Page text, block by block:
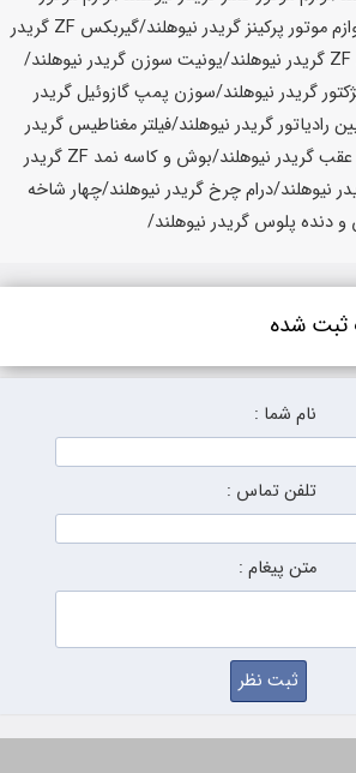
ثبت شده
نام شما :
تلفن تماس :
متن پیغام :